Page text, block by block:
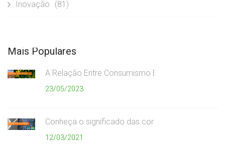
Inovação (81)
Mais Populares
A Relação Entre Consumismo Exagerado e Meio
23/05/2023
Conheça o significado das cores da coleta
12/03/2021